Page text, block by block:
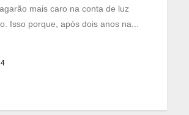
mais caro na conta de luz
Isso porque, após dois anos na...